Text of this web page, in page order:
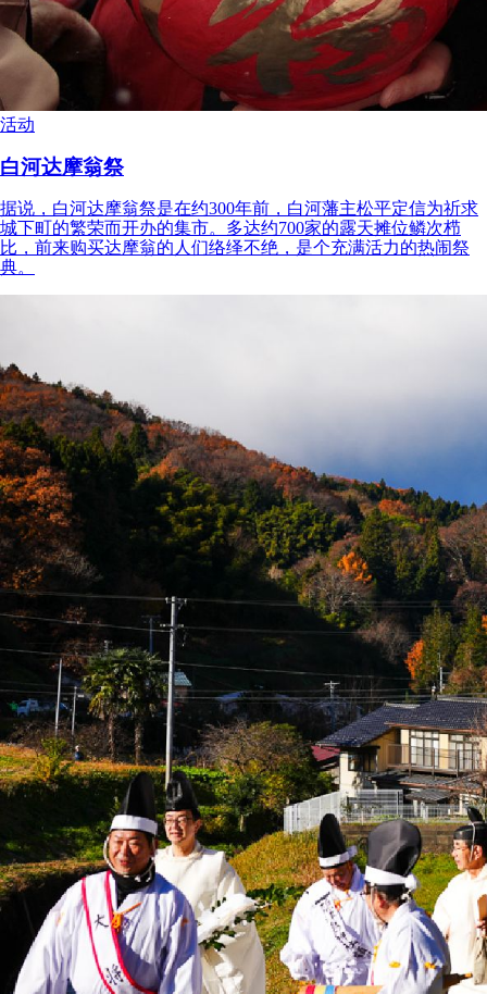
活动
白河达摩翁祭
据说，白河达摩翁祭是在约300年前，白河藩主松平定信为祈求
城下町的繁荣而开办的集市。多达约700家的露天摊位鳞次栉
比，前来购买达摩翁的人们络绎不绝，是个充满活力的热闹祭
典。